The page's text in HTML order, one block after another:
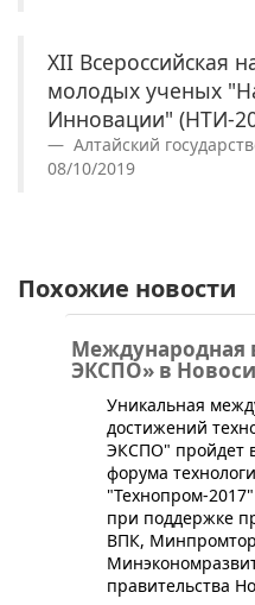
XII Всероссийская
молодых ученых
Инновации" (НТИ-
Алтайский
08/10/2019
Похожие новости
Международная
ЭКСПО» в
​​​Уникальная
достижений
ЭКСПО" пройдет
форума
"Технопром-
при поддержке
ВПК,
правительства